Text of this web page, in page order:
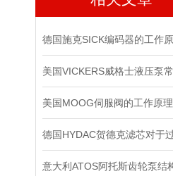
美国MOOG伺服阀的工作原理